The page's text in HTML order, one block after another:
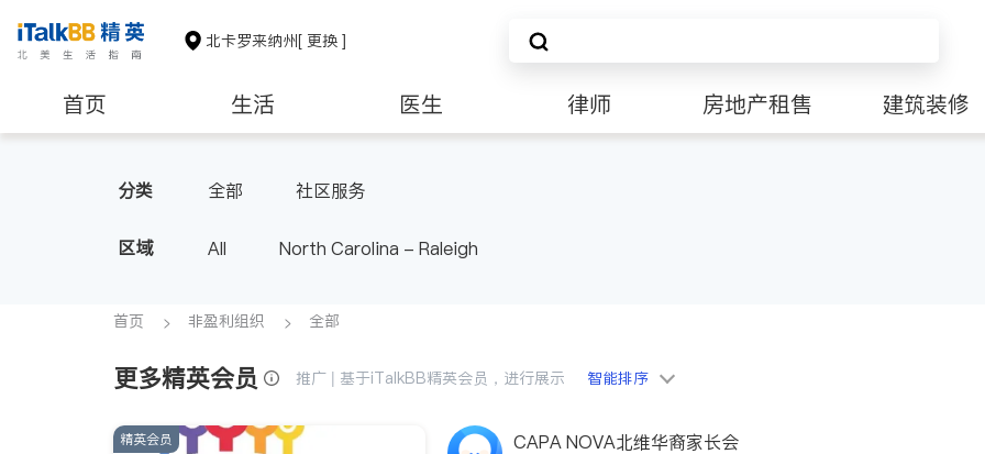
北卡罗来纳州[ 更换 ]
首页 生活 医生 律师 房地产租售 建筑装修
分类 全部 社区服务
区域 All North Carolina - Raleigh
首页 非盈利组织 全部
更多精英会员 推广 | 基于iTalkBB精英会员，进行展示 智能排序
精英会员 CAPA NOVA北维华裔家长会